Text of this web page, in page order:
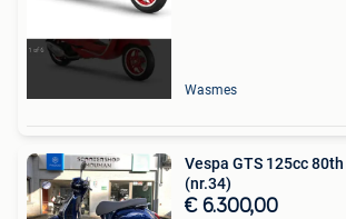
Wasmes
Vespa GTS 125cc
(nr.34)
€ 6.300,00